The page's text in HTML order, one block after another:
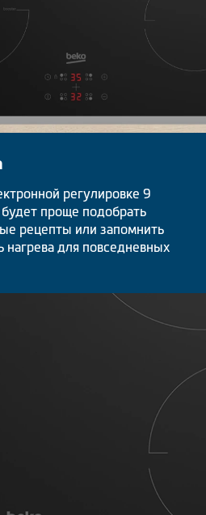
регулировке 9
проще подобрать
рецепты или запомнить
нагрева для повседневных